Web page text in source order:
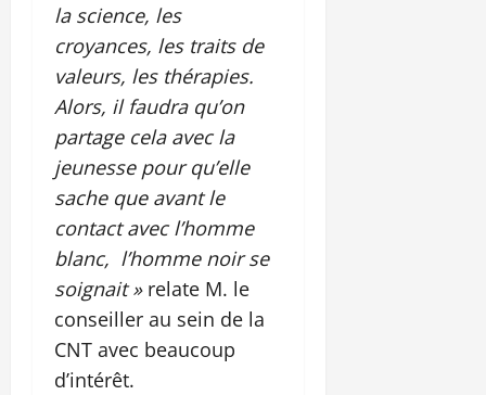
la science, les
croyances, les traits de
valeurs, les thérapies.
Alors, il faudra qu’on
partage cela avec la
jeunesse pour qu’elle
sache que avant le
contact avec l’homme
blanc, l’homme noir se
soignait »relate M. le
conseiller au sein de la
CNT avec beaucoup
d’intérêt.